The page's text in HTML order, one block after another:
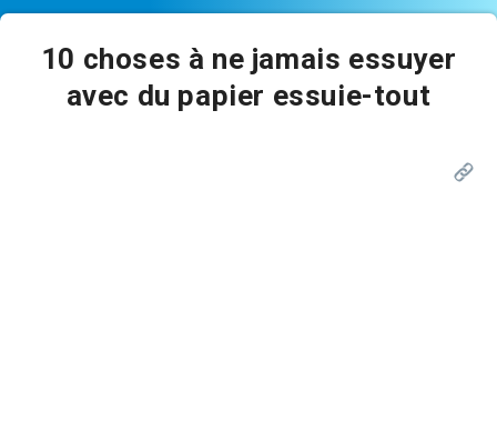
10 choses à ne jamais essuyer
avec du papier essuie-tout